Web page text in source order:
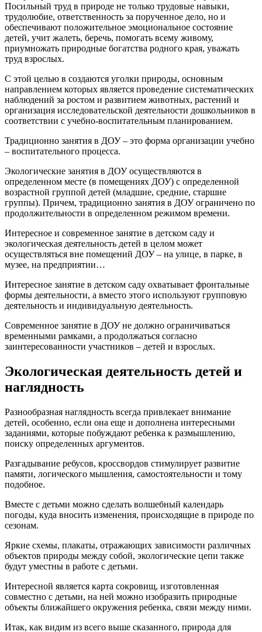
Посильный труд в природе не только трудовые навыки,
трудолюбие, ответственность за порученное дело, но и
обеспечивают положительное эмоциональное состояние
детей, учит жалеть, беречь, помогать всему живому,
приумножать природные богатства родного края, уважать
труд взрослых.
С этой целью в создаются уголки природы, основным
направлением которых является проведение систематических
наблюдений за ростом и развитием животных, растений и
организация исследовательской деятельности дошкольников в
соответствии с учебно-воспитательным планированием.
Традиционно занятия в ДОУ – это форма организации учебно
– воспитательного процесса.
Экологические занятия в ДОУ осуществляются в
определенном месте (в помещениях ДОУ) с определенной
возрастной группой детей (младшие, средние, старшие
группы). Причем, традиционно занятия в ДОУ ограничено по
продолжительности в определенном режимом времени.
Интересное и современное занятие в детском саду и
экологическая деятельность детей в целом может
осуществляться вне помещений ДОУ – на улице, в парке, в
музее, на предприятии…
Интересное занятие в детском саду охватывает фронтальные
формы деятельности, а вместо этого используют групповую
деятельность и индивидуальную деятельность.
Современное занятие в ДОУ не должно ограничиваться
временными рамками, а продолжаться согласно
заинтересованности участников – детей и взрослых.
Экологическая деятельность детей и
наглядность
Разнообразная наглядность всегда привлекает внимание
детей, особенно, если она еще и дополнена интересными
заданиями, которые побуждают ребенка к размышлению,
поиску определенных аргументов.
Разгадывание ребусов, кроссвордов стимулирует развитие
памяти, логического мышления, самостоятельности и тому
подобное.
Вместе с детьми можно сделать волшебный календарь
погоды, куда вносить изменения, происходящие в природе по
сезонам.
Яркие схемы, плакаты, отражающих зависимости различных
объектов природы между собой, экологические цепи также
будут уместны в работе с детьми.
Интересной является карта сокровищ, изготовленная
совместно с детьми, на ней можно изобразить природные
объекты ближайшего окружения ребенка, связи между ними.
Итак, как видим из всего выше сказанного, природа для